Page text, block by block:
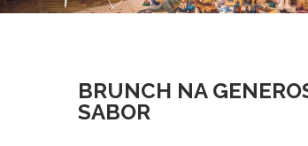
BRUNCH NA
SABOR